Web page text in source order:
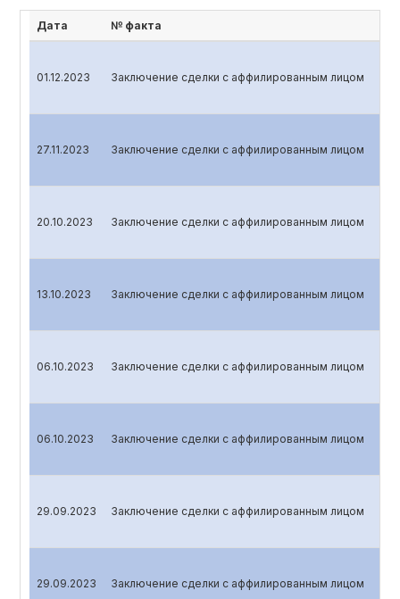
Дата № факта
01.12.2023 Заключение сделки с аффилированным лицом
27.11.2023 Заключение сделки с аффилированным лицом
20.10.2023 Заключение сделки с аффилированным лицом
13.10.2023 Заключение сделки с аффилированным лицом
06.10.2023 Заключение сделки с аффилированным лицом
06.10.2023 Заключение сделки с аффилированным лицом
29.09.2023 Заключение сделки с аффилированным лицом
29.09.2023 Заключение сделки с аффилированным лицом